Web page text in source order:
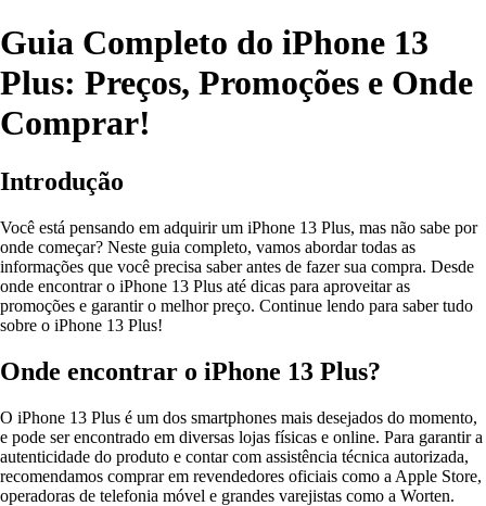
Guia Completo do iPhone 13
Plus: Preços, Promoções e Onde
Comprar!
Introdução
Você está pensando em adquirir um iPhone 13 Plus, mas não sabe por
onde começar? Neste guia completo, vamos abordar todas as
informações que você precisa saber antes de fazer sua compra. Desde
onde encontrar o iPhone 13 Plus até dicas para aproveitar as
promoções e garantir o melhor preço. Continue lendo para saber tudo
sobre o iPhone 13 Plus!
Onde encontrar o iPhone 13 Plus?
O iPhone 13 Plus é um dos smartphones mais desejados do momento,
e pode ser encontrado em diversas lojas físicas e online. Para garantir a
autenticidade do produto e contar com assistência técnica autorizada,
recomendamos comprar em revendedores oficiais como a Apple Store,
operadoras de telefonia móvel e grandes varejistas como a Worten.